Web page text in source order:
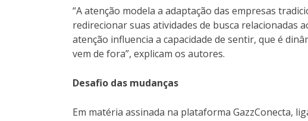
“A atenção modela a adaptação das empresas
redirecionar suas atividades de busca relacionadas
atenção influencia a capacidade de sentir, que é
vem de fora”, explicam os autores.
Desafio das mudanças
Em matéria assinada na plataforma GazzConecta,